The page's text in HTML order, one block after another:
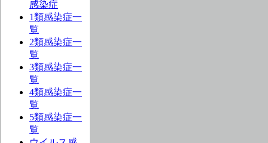
感染症
1類感染症一
覧
2類感染症一
覧
3類感染症一
覧
4類感染症一
覧
5類感染症一
覧